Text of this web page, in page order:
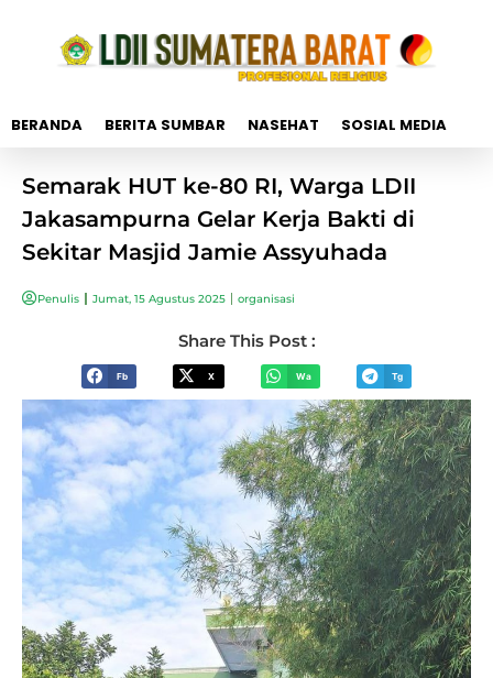
BERANDA BERITA SUMBAR NASEHAT SOSIAL MEDIA
Semarak HUT ke-80 RI, Warga LDII
Jakasampurna Gelar Kerja Bakti di
Sekitar Masjid Jamie Assyuhada
Penulis Jumat, 15 Agustus 2025 organisasi
Share This Post :
Fb X Wa Tg